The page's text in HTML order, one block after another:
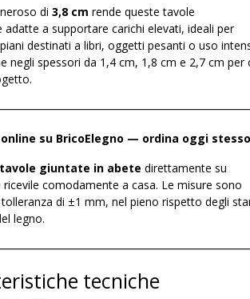
di 3,8 cm rende queste tavole
a supportare carichi elevati, ideali per
destinati a libri, oggetti pesanti o uso
negli spessori da 1,4 cm, 1,8 cm e 2,7 cm per
su BricoElegno — ordina oggi stesso
tavole giuntate in abete direttamente su
ricevile comodamente a casa. Le misure sono
di ±1 mm, nel pieno rispetto degli
legno.
tecniche